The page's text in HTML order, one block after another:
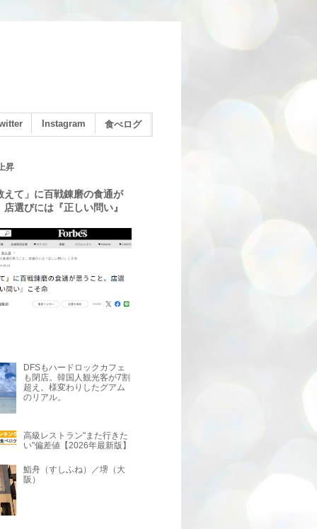
Instagram 食べログ
昇
えて」に百戦錬磨の食通が
選びには『正しい問い』
DFSもハードロックカフェ
も閉店。韓国人観光客が7割
超え。様変わりしたグアム
のリアル。
高級レストラン"また行きた
い"偏差値【2026年最新版】
鮨舟（すしふね）／堺（大
阪）